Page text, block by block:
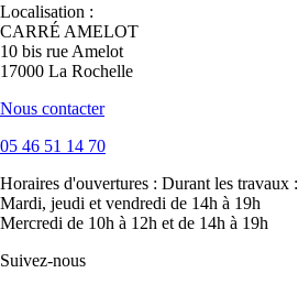
Localisation :
CARRÉ AMELOT
10 bis rue Amelot
17000 La Rochelle
Nous contacter
05 46 51 14 70
Horaires d'ouvertures : Durant les travaux :
Mardi, jeudi et vendredi de 14h à 19h
Mercredi de 10h à 12h et de 14h à 19h
Suivez-nous